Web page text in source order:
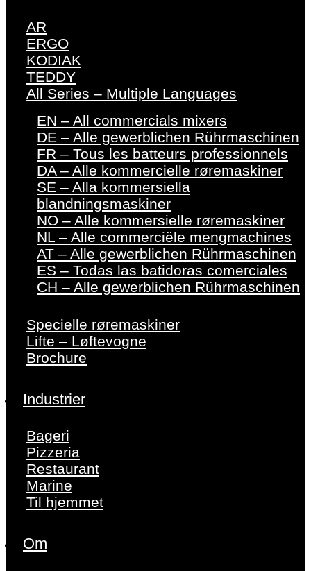
AR
ERGO
KODIAK
TEDDY
All Series – Multiple Languages
EN – All commercials mixers
DE – Alle gewerblichen Rührmaschinen
FR – Tous les batteurs professionnels
DA – Alle kommercielle røremaskiner
SE – Alla kommersiella
blandningsmaskiner
NO – Alle kommersielle røremaskiner
NL – Alle commerciële mengmachines
AT – Alle gewerblichen Rührmaschinen
ES – Todas las batidoras comerciales
CH – Alle gewerblichen Rührmaschinen
Specielle røremaskiner
Lifte – Løftevogne
Brochure
Industrier
Bageri
Pizzeria
Restaurant
Marine
Til hjemmet
Om